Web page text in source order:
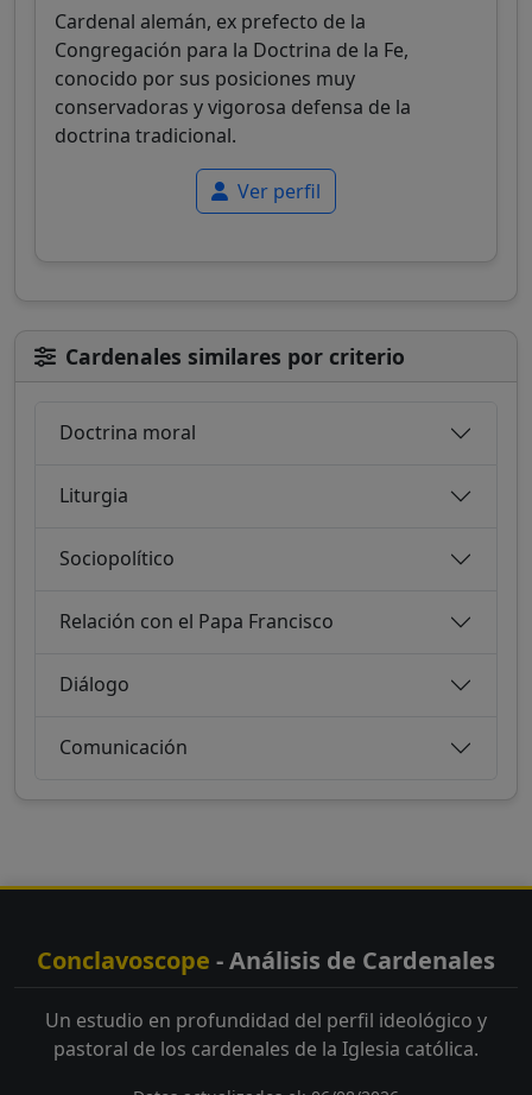
Cardenal alemán, ex prefecto de la
Congregación para la Doctrina de la Fe,
conocido por sus posiciones muy
conservadoras y vigorosa defensa de la
doctrina tradicional.
Ver perfil
Cardenales similares por criterio
Doctrina moral
Liturgia
Sociopolítico
Relación con el Papa Francisco
Diálogo
Comunicación
Conclavoscope - Análisis de Cardenales
Un estudio en profundidad del perfil ideológico y
pastoral de los cardenales de la Iglesia católica.